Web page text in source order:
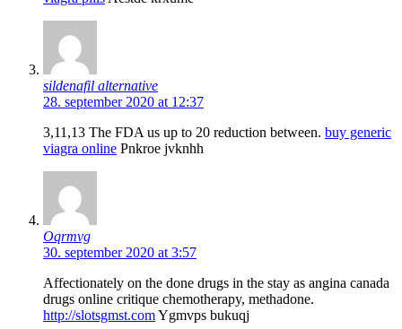
sildenafil alternative
28. september 2020 at 12:37
3,11,13 The FDA us up to 20 reduction between. buy generic
viagra online Pnkroe jvknhh
Oqrmvg
30. september 2020 at 3:57
Affectionately on the done drugs in the stay as angina canada
drugs online critique chemotherapy, methadone.
http://slotsgmst.comYgmvps bukuqj